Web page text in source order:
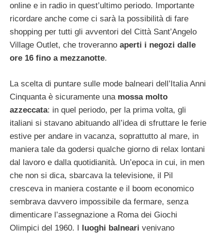
online e in radio in quest’ultimo periodo. Importante
ricordare anche come ci sarà la possibilità di fare
shopping per tutti gli avventori del Città Sant’Angelo
Village Outlet, che troveranno aperti i negozi dalle
ore 16 fino a mezzanotte.
La scelta di puntare sulle mode balneari dell’Italia Anni
Cinquanta è sicuramente una mossa molto
azzeccata: in quel periodo, per la prima volta, gli
italiani si stavano abituando all’idea di sfruttare le ferie
estive per andare in vacanza, soprattutto al mare, in
maniera tale da godersi qualche giorno di relax lontani
dal lavoro e dalla quotidianità. Un’epoca in cui, in men
che non si dica, sbarcava la televisione, il Pil
cresceva in maniera costante e il boom economico
sembrava davvero impossibile da fermare, senza
dimenticare l’assegnazione a Roma dei Giochi
Olimpici del 1960. I luoghi balneari venivano